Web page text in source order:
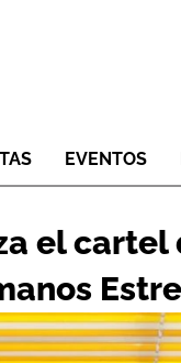
EVENTOS
el cartel